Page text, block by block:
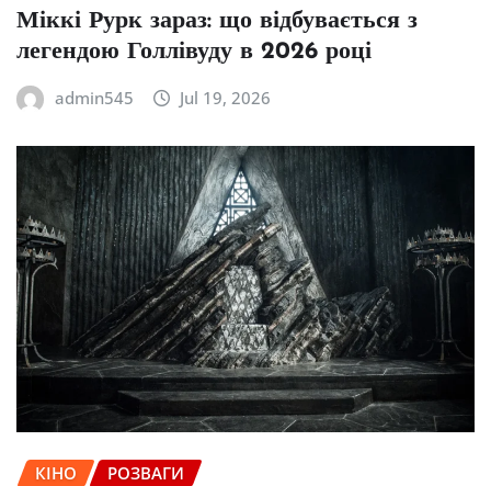
Міккі Рурк зараз: що відбувається з
легендою Голлівуду в 2026 році
admin545 Jul 19, 2026
КІНО РОЗВАГИ